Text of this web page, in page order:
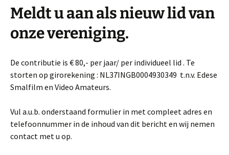
Meldt u aan als nieuw lid van
onze vereniging.
De contributie is € 80,- per jaar/ per individueel lid . Te
storten op girorekening : NL37INGB0004930349 t.n.v. Edese
Smalfilm en Video Amateurs.
Vul a.u.b. onderstaand formulier in met compleet adres en
telefoonnummer in de inhoud van dit bericht en wij nemen
contact met u op.